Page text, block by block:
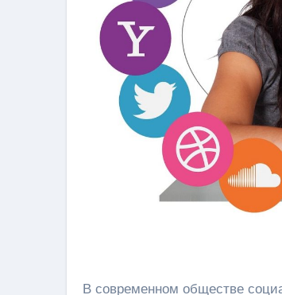
В современном обществе социальные сети стали неотъемлемой частью жизни многих людей. Они